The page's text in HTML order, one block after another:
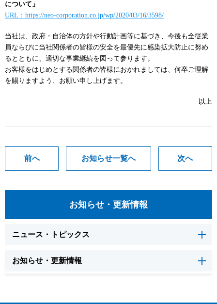
について」
URL：https://neo-corporation.co.jp/wp/2020/03/16/3598/
当社は、政府・自治体の方針や行動計画等に基づき、今後も全従業
員ならびに当社関係者の皆様の安全を最優先に感染拡大防止に努め
るとともに、適切な事業継続を図って参ります。
お客様をはじめとする関係者の皆様におかれましては、何卒ご理解
を賜りますよう、お願い申し上げます。
以上
前へ お知らせ一覧へ 次へ
お知らせ・更新情報
ニュース・トピックス
お知らせ・更新情報